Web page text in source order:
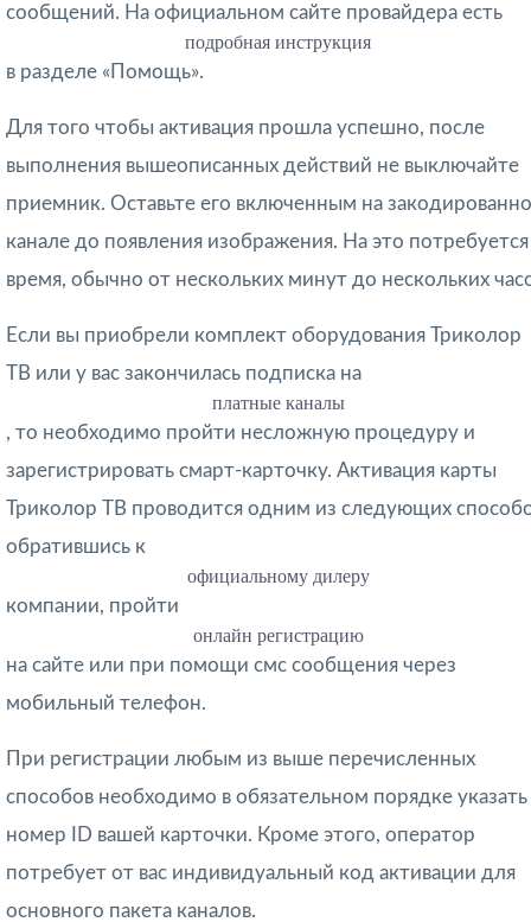
сообщений. На официальном сайте провайдера есть
подробная инструкция
в разделе «Помощь».
Для того чтобы активация прошла успешно, после
выполнения вышеописанных действий не выключайте
приемник. Оставьте его включенным на
канале до появления изображения. На это потребуется
время, обычно от нескольких минут до нескольких
Если вы приобрели комплект оборудования Триколор
ТВ или у вас закончилась подписка на
платные каналы
, то необходимо пройти несложную процедуру и
зарегистрировать смарт-карточку. Активация карты
Триколор ТВ проводится одним из следующих
обратившись к
официальному дилеру
компании, пройти
онлайн регистрацию
на сайте или при помощи смс сообщения через
мобильный телефон.
При регистрации любым из выше перечисленных
способов необходимо в обязательном порядке указать
номер ID вашей карточки. Кроме этого, оператор
потребует от вас индивидуальный код активации для
основного пакета каналов.